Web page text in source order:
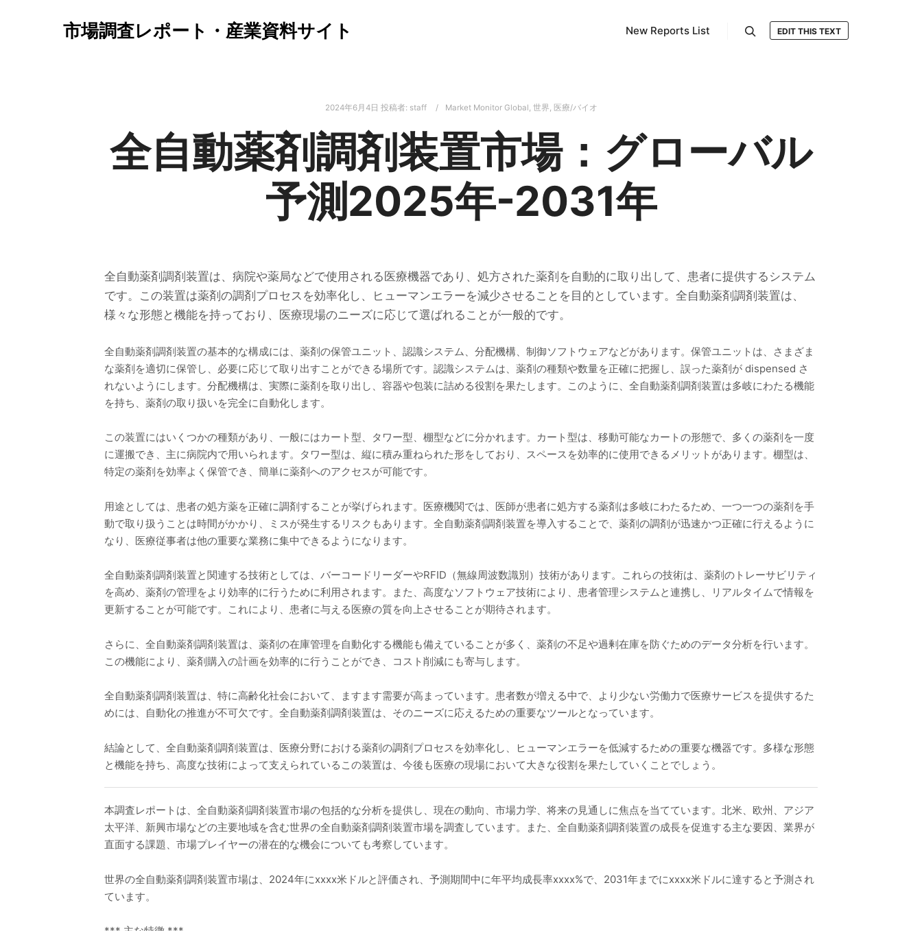
市場調査レポート・産業資料サイト New Reports List EDIT THIS TEXT
2024年6月4日 投稿者: staff Market Monitor Global, 世界, 医療/バイオ
全自動薬剤調剤装置市場：グローバル
予測2025年-2031年
全自動薬剤調剤装置は、病院や薬局などで使用される医療機器であり、処方された薬剤を自動的に取り出して、患者に提供するシステム
です。この装置は薬剤の調剤プロセスを効率化し、ヒューマンエラーを減少させることを目的としています。全自動薬剤調剤装置は、
様々な形態と機能を持っており、医療現場のニーズに応じて選ばれることが一般的です。
全自動薬剤調剤装置の基本的な構成には、薬剤の保管ユニット、認識システム、分配機構、制御ソフトウェアなどがあります。保管ユニットは、さまざま
な薬剤を適切に保管し、必要に応じて取り出すことができる場所です。認識システムは、薬剤の種類や数量を正確に把握し、誤った薬剤が dispensed さ
れないようにします。分配機構は、実際に薬剤を取り出し、容器や包装に詰める役割を果たします。このように、全自動薬剤調剤装置は多岐にわたる機能
を持ち、薬剤の取り扱いを完全に自動化します。
この装置にはいくつかの種類があり、一般にはカート型、タワー型、棚型などに分かれます。カート型は、移動可能なカートの形態で、多くの薬剤を一度
に運搬でき、主に病院内で用いられます。タワー型は、縦に積み重ねられた形をしており、スペースを効率的に使用できるメリットがあります。棚型は、
特定の薬剤を効率よく保管でき、簡単に薬剤へのアクセスが可能です。
用途としては、患者の処方薬を正確に調剤することが挙げられます。医療機関では、医師が患者に処方する薬剤は多岐にわたるため、一つ一つの薬剤を手
動で取り扱うことは時間がかかり、ミスが発生するリスクもあります。全自動薬剤調剤装置を導入することで、薬剤の調剤が迅速かつ正確に行えるように
なり、医療従事者は他の重要な業務に集中できるようになります。
全自動薬剤調剤装置と関連する技術としては、バーコードリーダーやRFID（無線周波数識別）技術があります。これらの技術は、薬剤のトレーサビリティ
を高め、薬剤の管理をより効率的に行うために利用されます。また、高度なソフトウェア技術により、患者管理システムと連携し、リアルタイムで情報を
更新することが可能です。これにより、患者に与える医療の質を向上させることが期待されます。
さらに、全自動薬剤調剤装置は、薬剤の在庫管理を自動化する機能も備えていることが多く、薬剤の不足や過剰在庫を防ぐためのデータ分析を行います。
この機能により、薬剤購入の計画を効率的に行うことができ、コスト削減にも寄与します。
全自動薬剤調剤装置は、特に高齢化社会において、ますます需要が高まっています。患者数が増える中で、より少ない労働力で医療サービスを提供するた
めには、自動化の推進が不可欠です。全自動薬剤調剤装置は、そのニーズに応えるための重要なツールとなっています。
結論として、全自動薬剤調剤装置は、医療分野における薬剤の調剤プロセスを効率化し、ヒューマンエラーを低減するための重要な機器です。多様な形態
と機能を持ち、高度な技術によって支えられているこの装置は、今後も医療の現場において大きな役割を果たしていくことでしょう。
本調査レポートは、全自動薬剤調剤装置市場の包括的な分析を提供し、現在の動向、市場力学、将来の見通しに焦点を当てています。北米、欧州、アジア
太平洋、新興市場などの主要地域を含む世界の全自動薬剤調剤装置市場を調査しています。また、全自動薬剤調剤装置の成長を促進する主な要因、業界が
直面する課題、市場プレイヤーの潜在的な機会についても考察しています。
世界の全自動薬剤調剤装置市場は、2024年にxxxx米ドルと評価され、予測期間中に年平均成長率xxxx%で、2031年までにxxxx米ドルに達すると予測され
ています。